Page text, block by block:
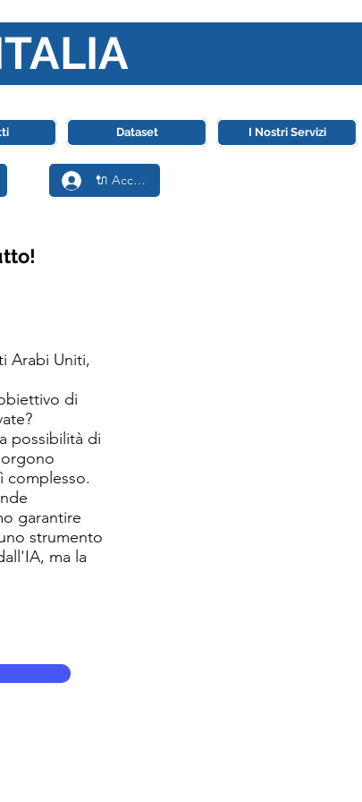
Dataset I Nostri Servizi
🔌 Accedi
Arabi Uniti,
di
possibilità di
complesso.
garantire
strumento
ma la